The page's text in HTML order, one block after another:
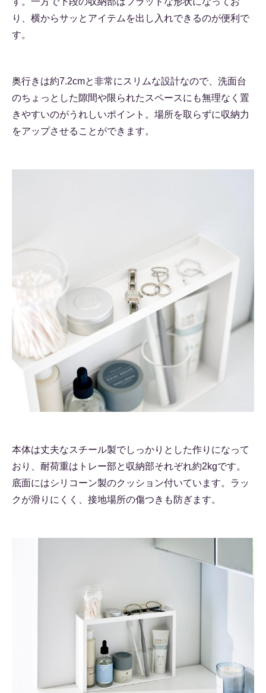
り、横からサッとアイテムを出し入れできるのが便利で
す。
奥行きは約7.2cmと非常にスリムな設計なので、洗面台
のちょっとした隙間や限られたスペースにも無理なく置
きやすいのがうれしいポイント。場所を取らずに収納力
をアップさせることができます。
本体は丈夫なスチール製でしっかりとした作りになって
おり、耐荷重はトレー部と収納部それぞれ約2kgです。
底面にはシリコーン製のクッション付いています。ラッ
クが滑りにくく、接地場所の傷つきも防ぎます。